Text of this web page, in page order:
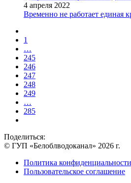
4 апреля 2022
Временно не работает единая
1
…
245
246
247
248
249
…
285
Поделиться:
© ГУП «Белоблводоканал» 2026 г.
Политика конфиденциальности
Пользовательское соглашение